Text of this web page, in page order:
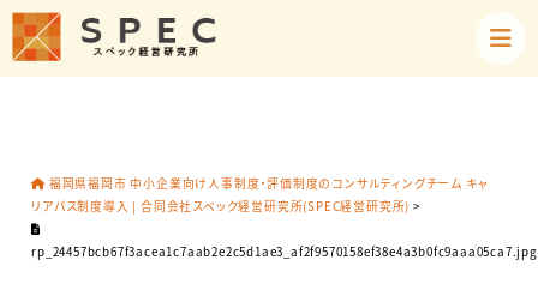
福岡県福岡市 中小企業向け人事制度・評価制度のコンサルティングチーム キャ
リアパス制度導入 | 合同会社スペック経営研究所(SPEC経営研究所) >
rp_24457bcb67f3acea1c7aab2e2c5d1ae3_af2f9570158ef38e4a3b0fc9aaa05ca7.jpg